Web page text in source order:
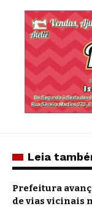
Leia
Prefeitura
de vias vicinais